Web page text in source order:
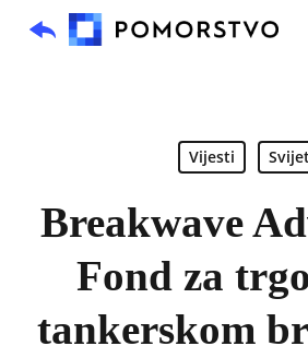
Vijesti
Breakwave
Fond za
tankerskom